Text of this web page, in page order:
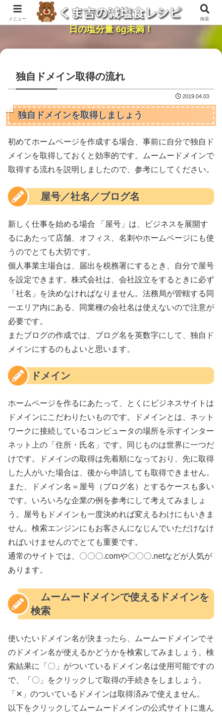
レンジで簡単・時短「くま吉の減塩食レシピ」１
日の塩分量 6g未満！
独自ドメイン取得の流れ
2019.04.03
独自ドメインを取得しましょう
初めてホームページを作成する場合、事前に自分で独自ド
メインを取得しておくと効率的です。ムームードメインで
取得する流れを説明しましたので、参考にしてください。
屋号／社名／ブログ名
新しく仕事を始める場合 「屋号」は、ビジネスを展開す
るにあたって店舗、オフィス、名刺やホームページにも使
うのでとても大切です。
個人事業主場合は、届出を税務署にするとき、自分で屋号
を設定できます。株式会社は、会社設立をするときに必ず
「社名」を決めなければなりません。法務局が管轄する同
一エリア内にある、同業種の会社名は使えないので注意が
必要です。
またブログの作成では、ブログ名を英数字にして、独自ド
メインにするのもよいと思います。
ドメイン
ホームページを作るにあたって、とくにビジネスサイトは
ドメインにこだわりたいものです。ドメインとは、ネット
ワークに接続しているコンピュータの場所を示すインター
ネット上の「住所・氏名」です。同じものは世界に一つだ
けです。ドメインの取得は先着順になっており、先に取得
した人がいた場合は、後から申請しても取得できません。
また、ドメイン名＝屋号（ブログ名）とするケースも多い
です。いろいろな企業の例を参考にして考えてみましょ
う。屋号もドメインも一度決めれば変えるわけにもいきま
せん。検索エンジンにもお客さんになじんでいただけなけ
ればいけませんのでとても重要です。
通常のサイトでは、〇〇〇.comや〇〇〇.netなどが人気が
あります。
ムームードメインで使えるドメインを
検索
使いたいドメイン名が決まったら、ムームードメインでそ
のドメイン名が使えるかどうかを検索してみましょう。検
索結果に「〇」がついているドメイン名は使用可能ですの
で、「〇」をクリックして取得の手続きをしましょう。
「✕」のついているドメインは取得済みで使えません。
以下をクリックしてムームードメインの公式サイトに進ん
メニュー 検索